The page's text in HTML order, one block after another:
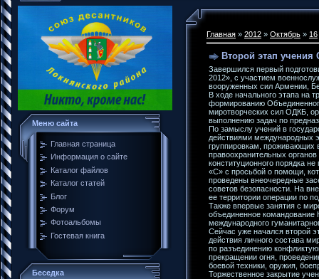
Меню сайта
Главная страница
Информация о сайте
Каталог файлов
Каталог статей
Блог
Форум
Фотоальбомы
Гостевая книга
Беседка
Главная » 2012 » Октябрь » 16
Второй этап
Завершился первый
2012», с участием
вооруженных сил Армении,
В ходе начального этапа на
формированию
миротворческих сил ОДКБ,
выполнению задач по
По замыслу учений в
действиями международных
группировкам, проживающих
правоохранительных
конституционного порядка
«С» с просьбой о помощи,
проведены внеочередные
советов безопасности. На
ее территории операции по
Также впервые занятия с
объединенное командование
международного
Сейчас уже начался второй
действия личного состава
по разъединению
прекращении огня,
боевой техники, оружия,
Торжественное закрытие